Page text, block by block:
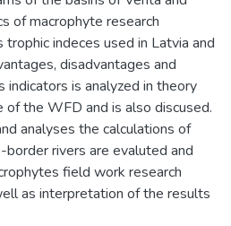
of macrophyte research
indeces used in Latvia and
disadvantages and
is analyzed in theory
of the WFD and is also discused.
analyses the calculations of
rivers are evaluted and
field work research
as interpretation of the results